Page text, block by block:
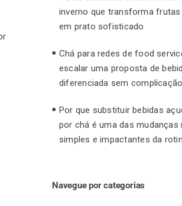
inverno que transforma
em prato sofisticado
Chá para redes de food
escalar uma proposta de
diferenciada sem complicação
Por que substituir bebidas
por chá é uma das mudanças
simples e impactantes da
Navegue por categorias